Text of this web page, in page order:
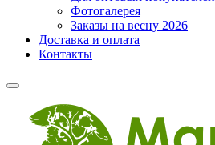
Фотогалерея
Заказы на весну 2026
Доставка и оплата
Контакты